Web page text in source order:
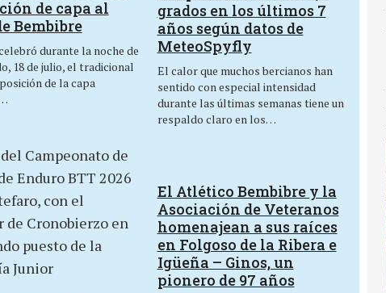
de capa al
Bembibre
durante la noche de
18 de julio, el tradicional
de la capa
grados en los últimos 7
años según datos de
MeteoSpyfly
El calor que muchos bercianos han
sentido con especial intensidad
durante las últimas semanas tiene un
respaldo claro en los…
El Atlético Bembibre y la
Asociación de Veteranos
homenajean a sus raíces
en Folgoso de la Ribera e
Igüeña – Ginos, un
pionero de 97 años